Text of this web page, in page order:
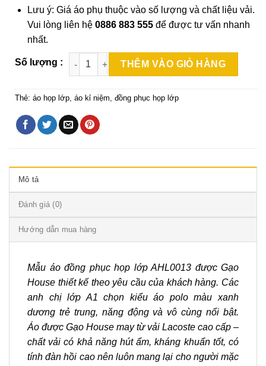
Lưu ý: Giá áo phụ thuộc vào số lượng và chất liệu vải.
Vui lòng liên hệ 0886 883 555để được tư vấn nhanh
nhất.
THÊM VÀO GIỎ HÀNG
Thẻ: áo họp lớp, áo kỉ niệm, đồng phục họp lớp
Mô tả
Đánh giá (0)
Hướng dẫn mua hàng
Mẫu áo đồng phục họp lớp AHL0013 được Gạo
House thiết kế theo yêu cầu của khách hàng. Các
anh chị lớp A1 chọn kiểu áo polo màu xanh
dương trẻ trung, năng động và vô cùng nổi bật.
Áo được Gạo House may từ vải Lacoste cao cấp –
chất vải có khả năng hút ẩm, kháng khuẩn tốt, có
tính đàn hồi cao nên luôn mang lại cho người mặc